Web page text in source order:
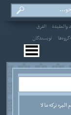
والعقيدة
الفرق
نویسندگان
تركه ما لا